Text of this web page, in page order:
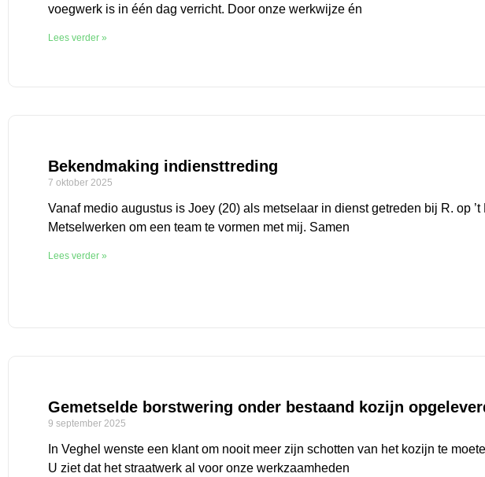
voegwerk is in één dag verricht. Door onze werkwijze én
Lees verder »
Bekendmaking indiensttreding
7 oktober 2025
Vanaf medio augustus is Joey (20) als metselaar in dienst getreden bij R. op ’t
Metselwerken om een team te vormen met mij. Samen
Lees verder »
Gemetselde borstwering onder bestaand kozijn
9 september 2025
In Veghel wenste een klant om nooit meer zijn schotten van het kozijn te
U ziet dat het straatwerk al voor onze werkzaamheden